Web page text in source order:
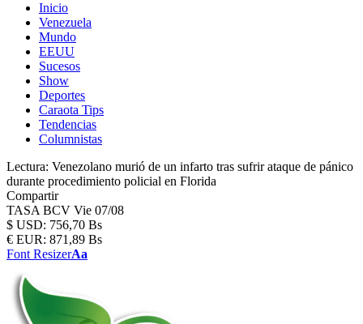
Inicio
Venezuela
Mundo
EEUU
Sucesos
Show
Deportes
Caraota Tips
Tendencias
Columnistas
Lectura: Venezolano murió de un infarto tras sufrir ataque de pánico
durante procedimiento policial en Florida
Compartir
TASA BCV Vie 07/08
$ USD: 756,70 Bs
€ EUR: 871,89 Bs
Font ResizerAa